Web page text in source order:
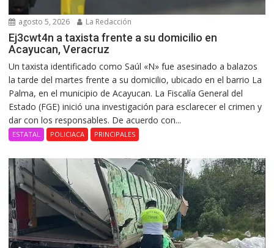
agosto 5, 2026 La Redacción
Ej3cwt4n a taxista frente a su domicilio en
Acayucan, Veracruz
Un taxista identificado como Saúl «N» fue asesinado a balazos
la tarde del martes frente a su domicilio, ubicado en el barrio La
Palma, en el municipio de Acayucan. La Fiscalía General del
Estado (FGE) inició una investigación para esclarecer el crimen y
dar con los responsables. De acuerdo con...
ESTATAL POLICIACA PRINCIPALES